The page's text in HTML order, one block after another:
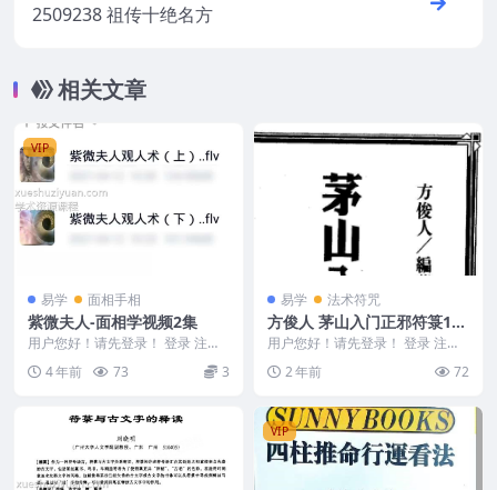
2509238 祖传十绝名方
相关文章
VIP
易学 面相手相
紫微夫人-面相学视频2集
用户您好！请先登录！ 登录 注册
紫微夫人-面相学视频2集 编号：2
22045C...
4 年前 73 3
易学 法术符咒
方俊人 茅山入门正邪符箓153
页.pdf
用户您好！请先登录！ 登录 注册
人 2...2 年前 72
VIP